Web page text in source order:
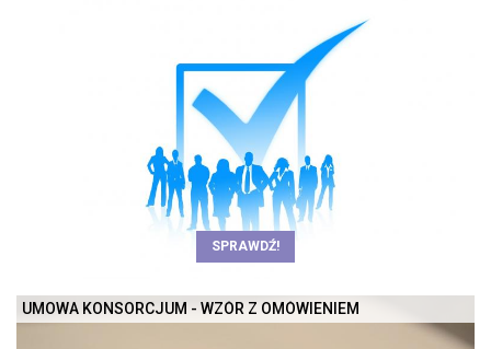
SPRAWDŹ!
UMOWA KONSORCJUM - WZÓR Z OMÓWIENIEM